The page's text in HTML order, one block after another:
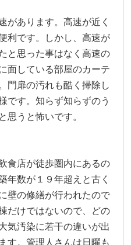
があります。高速が近く
利です。しかし、高速が
と思った事はなく高速の
面している部屋のカーテ
門扉の汚れも酷く掃除し
です。知らず知らずのう
思うと怖いです。
食店が徒歩圏内にあるの
年数が１９年超えと古く
壁の修繕が行われたので
だけではないので、どの
気汚染に若干の違いが出
す。管理人さんは日曜も